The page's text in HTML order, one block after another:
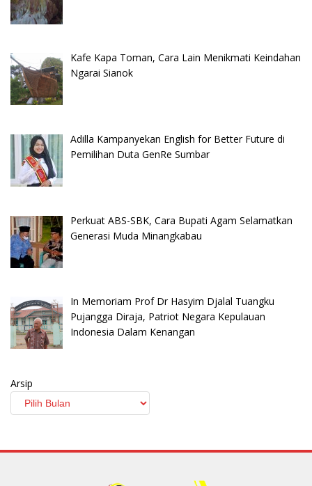
Kafe Kapa Toman, Cara Lain Menikmati Keindahan
Ngarai Sianok
Adilla Kampanyekan English for Better Future di
Pemilihan Duta GenRe Sumbar
Perkuat ABS-SBK, Cara Bupati Agam Selamatkan
Generasi Muda Minangkabau
In Memoriam Prof Dr Hasyim Djalal Tuangku
Pujangga Diraja, Patriot Negara Kepulauan
Indonesia Dalam Kenangan
Arsip